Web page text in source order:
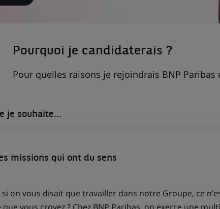
Pourquoi je candidaterais ?
Pour quelles raisons je rejoindrais BNP Paribas
je souhaite...
missions qui ont du sens
si on vous disait que travailler dans notre Groupe, ce